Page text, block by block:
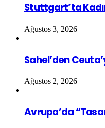
Stuttgart’ta
Ağustos 3, 2026
Sahel’den
Ağustos 2, 2026
Avrupa’da